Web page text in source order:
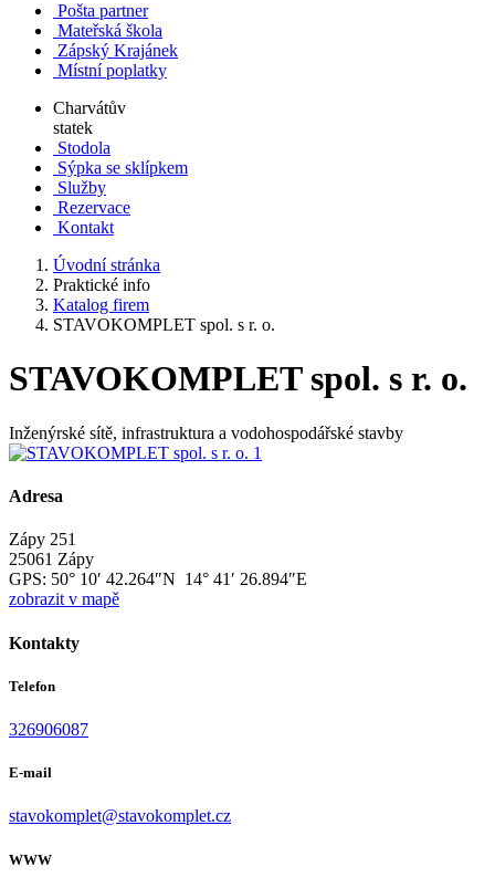
Pošta partner
Mateřská škola
Zápský Krajánek
Místní poplatky
Charvátův
statek
Stodola
Sýpka se sklípkem
Služby
Rezervace
Kontakt
Úvodní stránka
Praktické info
Katalog firem
STAVOKOMPLET spol. s r. o.
STAVOKOMPLET spol. s r. o.
Inženýrské sítě, infrastruktura a vodohospodářské stavby
Adresa
Zápy 251
25061 Zápy
GPS: 50° 10′ 42.264″N 14° 41′ 26.894″E
zobrazit v mapě
Kontakty
Telefon
326906087
E-mail
stavokomplet@stavokomplet.cz
WWW